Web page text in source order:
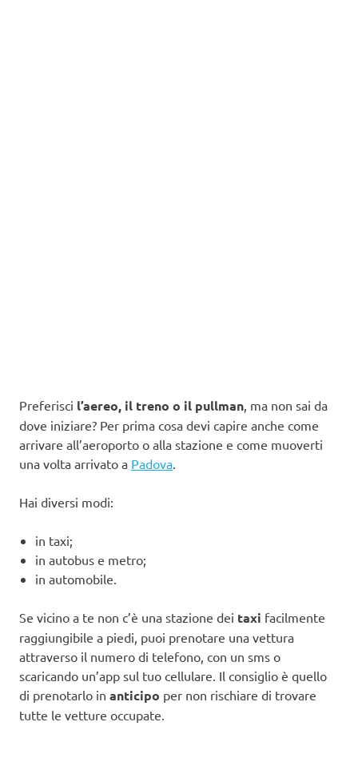
Preferisci l’aereo, il treno o il pullman, ma non sai da
dove iniziare? Per prima cosa devi capire anche come
arrivare all’aeroporto o alla stazione e come muoverti
una volta arrivato a Padova.
Hai diversi modi:
in taxi;
in autobus e metro;
in automobile.
Se vicino a te non c’è una stazione dei taxi facilmente
raggiungibile a piedi, puoi prenotare una vettura
attraverso il numero di telefono, con un sms o
scaricando un’app sul tuo cellulare. Il consiglio è quello
di prenotarlo in anticipo per non rischiare di trovare
tutte le vetture occupate.